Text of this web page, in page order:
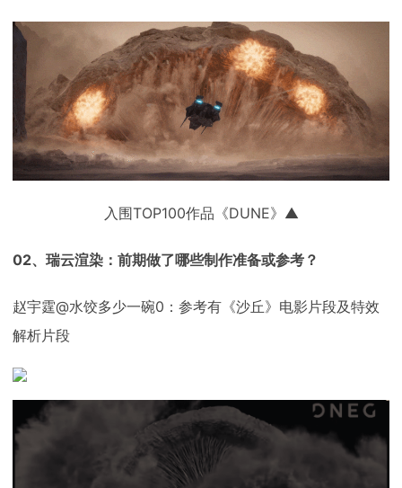
入围TOP100作品《DUNE》▲
02、瑞云渲染：前期做了哪些制作准备或参考？
赵宇霆@水饺多少一碗0：参考有《沙丘》电影片段及特效
解析片段